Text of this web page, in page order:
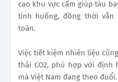
cao khu vực cấm giúp tàu
tình huống, đồng thời vẫn
toàn.
Việc tiết kiệm nhiên liệu
thải CO2, phù hợp với định
mà Việt Nam đang theo đuổi.